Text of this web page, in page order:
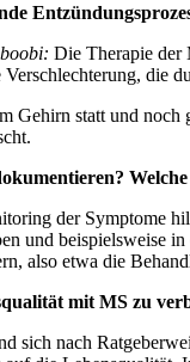
Die Therapie der
die
Gehirn statt und
der Symptome
und beispielsweise
also etwa die
mit MS zu
sich nach